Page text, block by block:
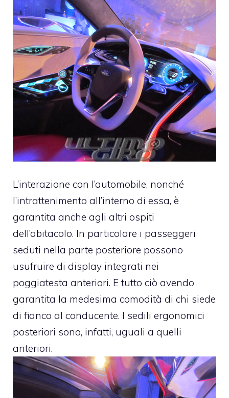
L’interazione con l’automobile, nonché
l’intrattenimento all’interno di essa, è
garantita anche agli altri ospiti
dell’abitacolo. In particolare i passeggeri
seduti nella parte posteriore possono
usufruire di display integrati nei
poggiatesta anteriori. E tutto ciò avendo
garantita la medesima comodità di chi siede
di fianco al conducente. I sedili ergonomici
posteriori sono, infatti, uguali a quelli
anteriori.